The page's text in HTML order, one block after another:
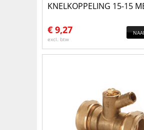
KNELKOPPELING 15-15
€ 9,27
excl. btw